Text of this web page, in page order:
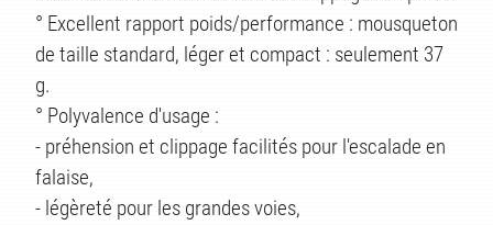
° Excellent rapport poids/performance : mousqueton
de taille standard, léger et compact : seulement 37
g.
° Polyvalence d'usage :
- préhension et clippage facilités pour l'escalade en
falaise,
- légèreté pour les grandes voies,